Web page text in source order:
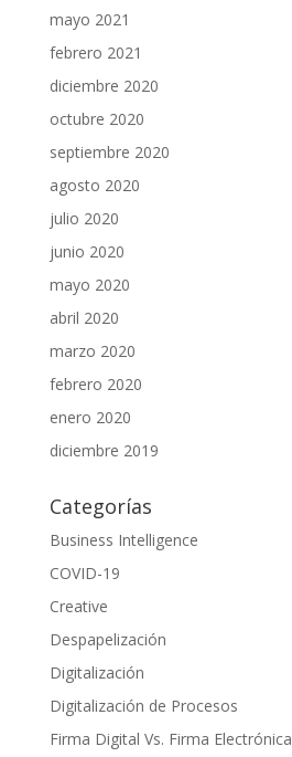
mayo 2021
febrero 2021
diciembre 2020
octubre 2020
septiembre 2020
agosto 2020
julio 2020
junio 2020
mayo 2020
abril 2020
marzo 2020
febrero 2020
enero 2020
diciembre 2019
Categorías
Business Intelligence
COVID-19
Creative
Despapelización
Digitalización
Digitalización de Procesos
Firma Digital Vs. Firma Electrónica